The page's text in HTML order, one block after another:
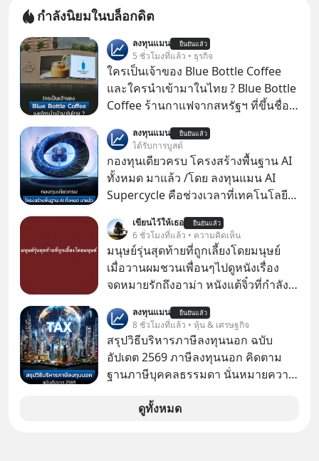
กำลังนิยมในบล็อกดิต
ลงทุนแมน ยืนยันแล้ว
5 ชั่วโมงที่แล้ว • ธุรกิจ
ใครเป็นเจ้าของ Blue Bottle Coffee
และใครนำเข้ามาในไทย ? Blue Bottle
Coffee ร้านกาแฟจากสหรัฐฯ ที่ขึ้นชื่อ
แรกในประเทศไทย ที่ Central Park
ลงทุนแมน ยืนยันแล้ว
ได้รับการบูสต์
กองทุนเดียวครบ โครงสร้างพื้นฐาน AI
ทั้งหมด มาแล้ว /โดย ลงทุนแมน AI
Supercycle คือช่วงเวลาที่เทคโนโลยี
เคลื่อนหลัก ของการเติบโตทาง
เศรษฐกิจ และวิถีชีวิตของผู้คนอย่าง
ยาวนานต่อจากนี้
เขียนไว้ให้เธอ ยืนยันแล้ว
6 ชั่วโมงที่แล้ว • ความคิดเห็น
มนุษย์รุ่นสุดท้ายที่ถูกเลี้ยงโดยมนุษย์
เมื่อวานผมชวนเพื่อนๆไปดูหนังเรื่อง
จดหมายรักถึงอาม่า หนังแต้จิ๋วที่กำลัง
ป๊าผมเห็นโปสเตอร์หนังเรื่องนี้หลาย
เดือนก่อนและอยากดูมาก ด้วยเพราะว่า
อากงก็มาจากเมืองจีน ป๊าก็พูดแต้จิ๋วได้
มีเรื่องราวมีความผูกพันที่ได้ยินตั้งแต่
ลงทุนแมน ยืนยันแล้ว
8 ชั่วโมงที่แล้ว • หุ้น & เศรษฐกิจ
สรุปวิธีบริหารภาษีลงทุนนอก ฉบับ
อัปเดต 2569 ภาษีลงทุนนอก คิดตาม
ฐานภาษีบุคคลธรรมดา นั่นหมายความ
ดูทั้งหมด